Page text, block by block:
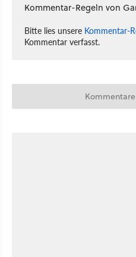
Kommentar-Regeln von
Bitte lies unsere Kommentar-
Kommentar verfasst.